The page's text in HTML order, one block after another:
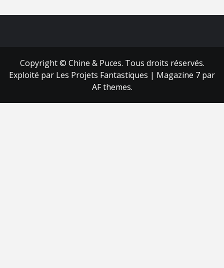
Copyright © Chine & Puces. Tous droits réservés.
Exploité par Les Projets Fantastiques | Magazine 7 par
AF themes.